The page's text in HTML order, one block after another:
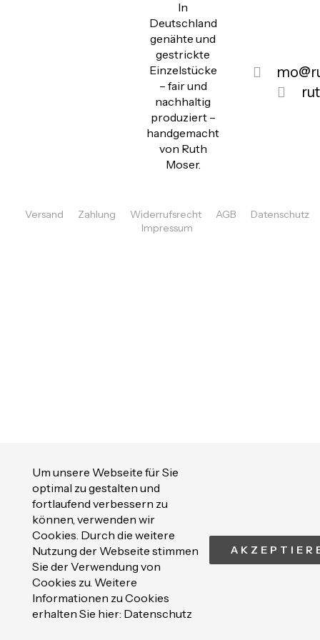
Um unsere Webseite für Sie
optimal zu gestalten und
fortlaufend verbessern zu
können, verwenden wir
Cookies. Durch die weitere
Nutzung der Webseite stimmen
Sie der Verwendung von
Cookies zu. Weitere
Informationen zu Cookies
erhalten Sie hier: Datenschutz
In
Deutschland
genähte und
gestrickte
Einzelstücke
– fair und
nachhaltig
produziert –
handgemacht
von Ruth
Moser.
Versand Zahlung Widerrufsrecht AGB
Datenschutz
Impressum